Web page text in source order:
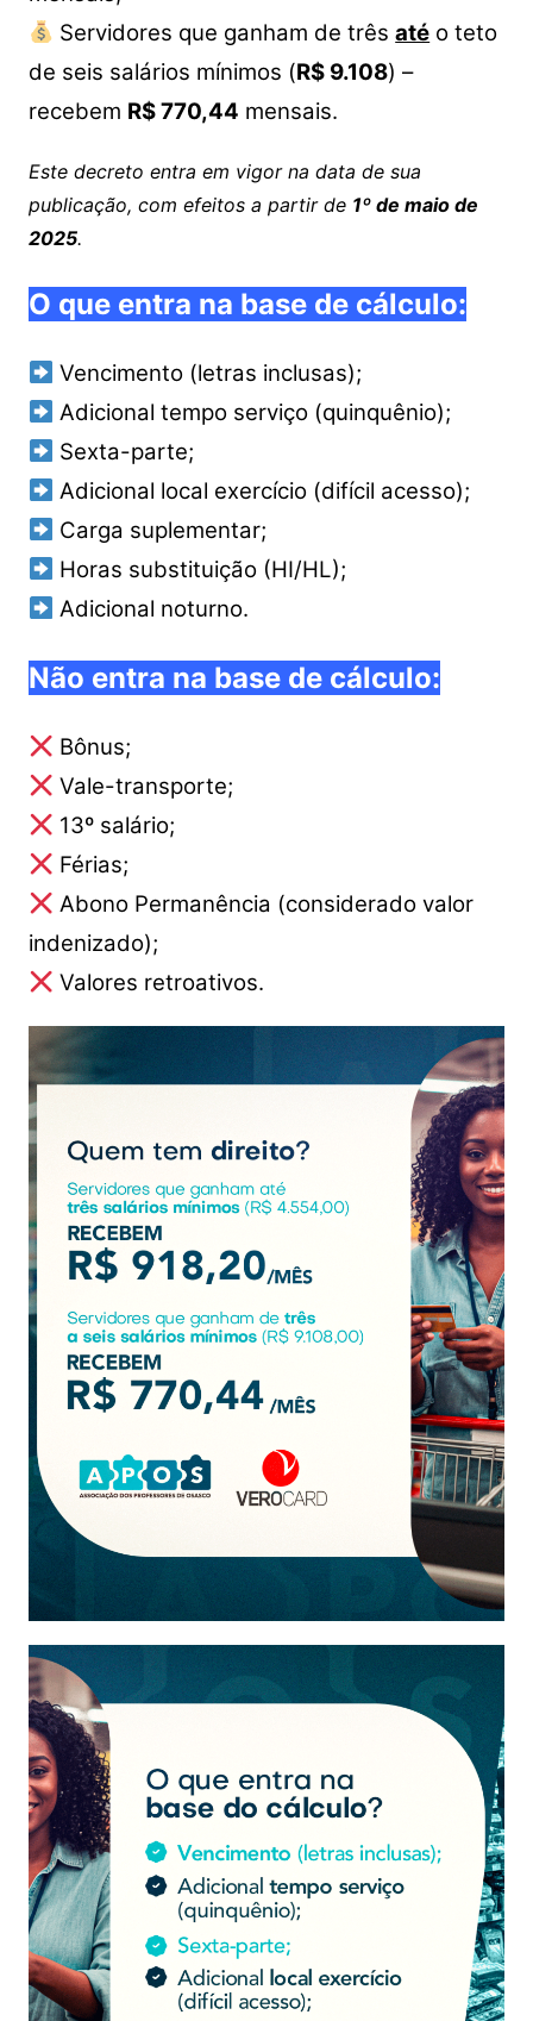
Servidores que ganham de trêsaté o teto
de seis salários mínimos (R$ 9.108) –
recebem R$ 770,44 mensais.
Este decreto entra em vigor na data de sua
publicação, com efeitos a partir de 1º de maio de
2025.
O que entra na base de cálculo:
Vencimento (letras inclusas);
Adicional tempo serviço (quinquênio);
Sexta-parte;
Adicional local exercício (difícil acesso);
Carga suplementar;
Horas substituição (HI/HL);
Adicional noturno.
Não entra na base de cálculo:
Bônus;
Vale-transporte;
13º salário;
Férias;
Abono Permanência (considerado valor
indenizado);
Valores retroativos.